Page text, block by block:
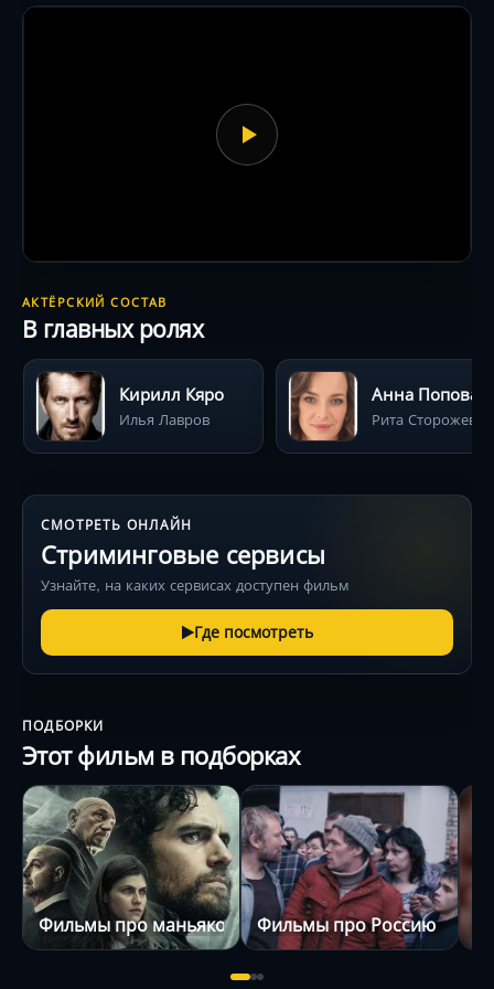
героев через облупленные фасады крымских
АКТЁРСКИЙ СОСТАВ
В главных ролях
Кирилл Кяро
Илья Лавров
Анна Попова
Рита Сторожева
СМОТРЕТЬ ОНЛАЙН
Стриминговые сервисы
Узнайте, на каких сервисах доступен фильм
Где посмотреть
ПОДБОРКИ
Этот фильм в подборках
Фильмы про маньяков Фильмы про Россию